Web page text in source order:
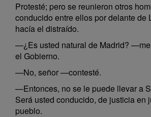
Protesté; pero se reunieron otros
conducido entre ellos por delante de
hacía el distraído.
—¿Es usted natural de Madrid?
el Gobierno.
—No, señor —contesté.
—Entonces, no se le puede llevar a
Será usted conducido, de justicia en
pueblo.